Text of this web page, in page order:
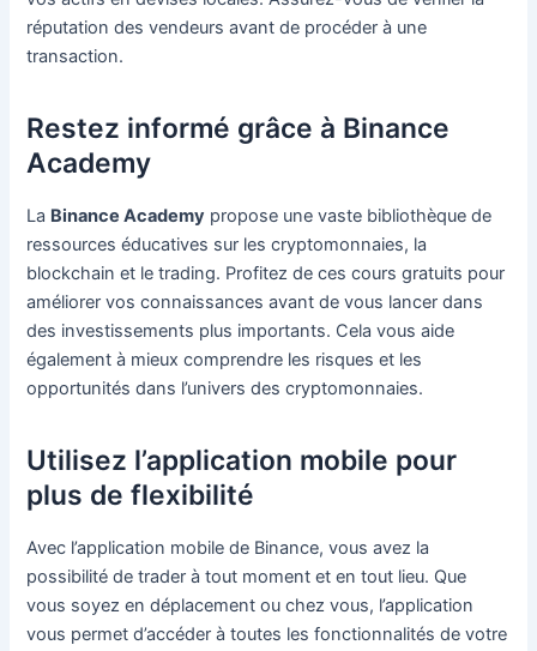
réputation des vendeurs avant de procéder à une
transaction.
Restez informé grâce à Binance
Academy
La Binance Academy propose une vaste bibliothèque de
ressources éducatives sur les cryptomonnaies, la
blockchain et le trading. Profitez de ces cours gratuits pour
améliorer vos connaissances avant de vous lancer dans
des investissements plus importants. Cela vous aide
également à mieux comprendre les risques et les
opportunités dans l’univers des cryptomonnaies.
Utilisez l’application mobile pour
plus de flexibilité
Avec l’application mobile de Binance, vous avez la
possibilité de trader à tout moment et en tout lieu. Que
vous soyez en déplacement ou chez vous, l’application
vous permet d’accéder à toutes les fonctionnalités de votre